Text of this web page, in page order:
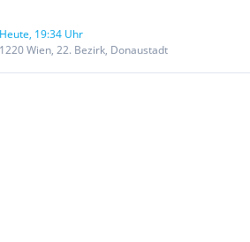
Heute, 19:34 Uhr
1220 Wien, 22. Bezirk, Donaustadt